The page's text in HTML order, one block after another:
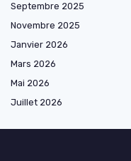
Septembre 2025
Novembre 2025
Janvier 2026
Mars 2026
Mai 2026
Juillet 2026